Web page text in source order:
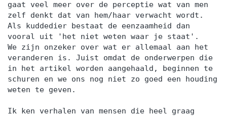
gaat veel meer over de perceptie wat van men
zelf denkt dat van hem/haar verwacht wordt.
Als kuddedier bestaat de eenzaamheid dan
vooral uit 'het niet weten waar je staat'.
We zijn onzeker over wat er allemaal aan het
veranderen is. Juist omdat de onderwerpen die
in het artikel worden aangehaald, beginnen te
schuren en we ons nog niet zo goed een houding
weten te geven.
Ik ken verhalen van mensen die heel graag